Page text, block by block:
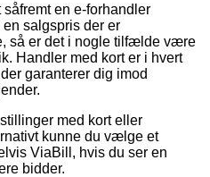
en e-forhandler
salgspris der er
så er det i nogle tilfælde være
Handler med kort er i hvert
garanterer dig imod
med kort eller
kunne du vælge et
ViaBill, hvis du ser en
bidder.